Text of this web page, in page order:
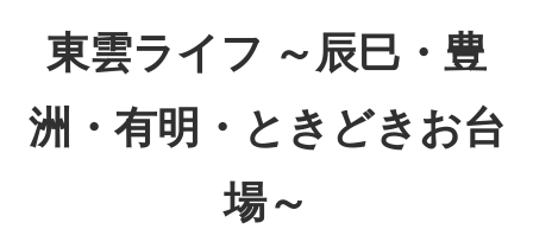
東雲ライフ ～辰巳・豊
洲・有明・ときどきお台
場～